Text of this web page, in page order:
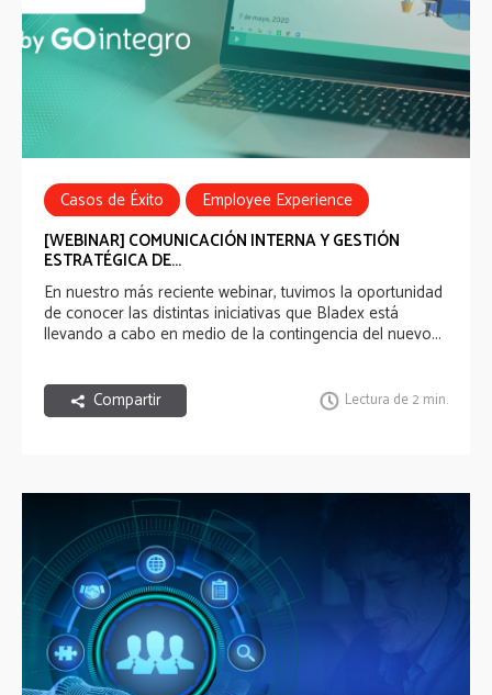
Casos de Éxito
Employee Experience
Employee Communications
Webinar
[WEBINAR] COMUNICACIÓN INTERNA Y GESTIÓN
ESTRATÉGICA DE...
En nuestro más reciente webinar, tuvimos la oportunidad
de conocer las distintas iniciativas que Bladex está
llevando a cabo en medio de la contingencia del nuevo...
Compartir Lectura de 2 min.